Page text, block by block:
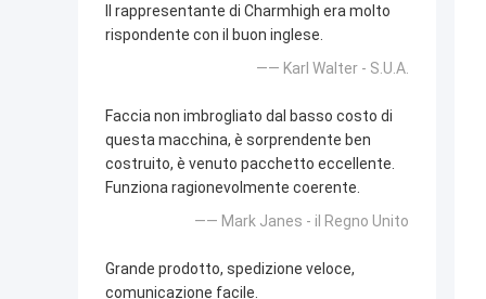
Il rappresentante di Charmhigh era molto
rispondente con il buon inglese.
—— Karl Walter - S.U.A.
Faccia non imbrogliato dal basso costo di
questa macchina, è sorprendente ben
costruito, è venuto pacchetto eccellente.
Funziona ragionevolmente coerente.
—— Mark Janes - il Regno Unito
Grande prodotto, spedizione veloce,
comunicazione facile.